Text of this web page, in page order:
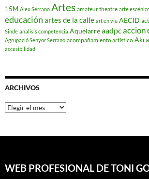
15M Alex Serrano Artes amateur theatre arte
educación artes de la calle art en viu AECID
Sinde analisis competencia Aquelarreaadpcaccion
Agrupació Senyor Serrano acompañamiento artístico
accesibilidad
ARCHIVOS
Archivos
WEB PROFESIONAL DE TONI